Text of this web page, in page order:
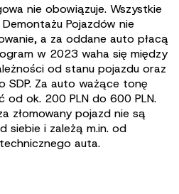
nie obowiązuje. Wszystkie
Pojazdów nie
a za oddane auto płacą
w 2023 waha się między
od stanu pojazdu oraz
SDP. Za auto ważące tonę
od ok. 200 PLN do 600 PLN.
złomowany pojazd nie są
siebie i zależą m.in. od
auta.